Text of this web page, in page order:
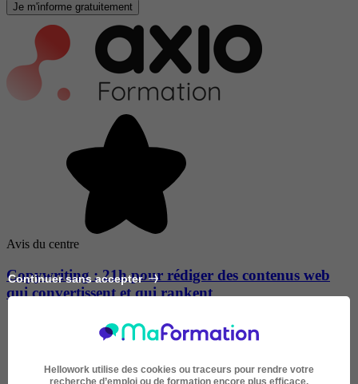
Je m'informe gratuitement
Avis du centre
Copywriting : 21h pour rédiger des contenus web
qui convertissent et qui rankent
Continuer sans accepter
Hellowork utilise des cookies ou traceurs pour rendre votre
recherche d’emploi ou de formation encore plus efficace.